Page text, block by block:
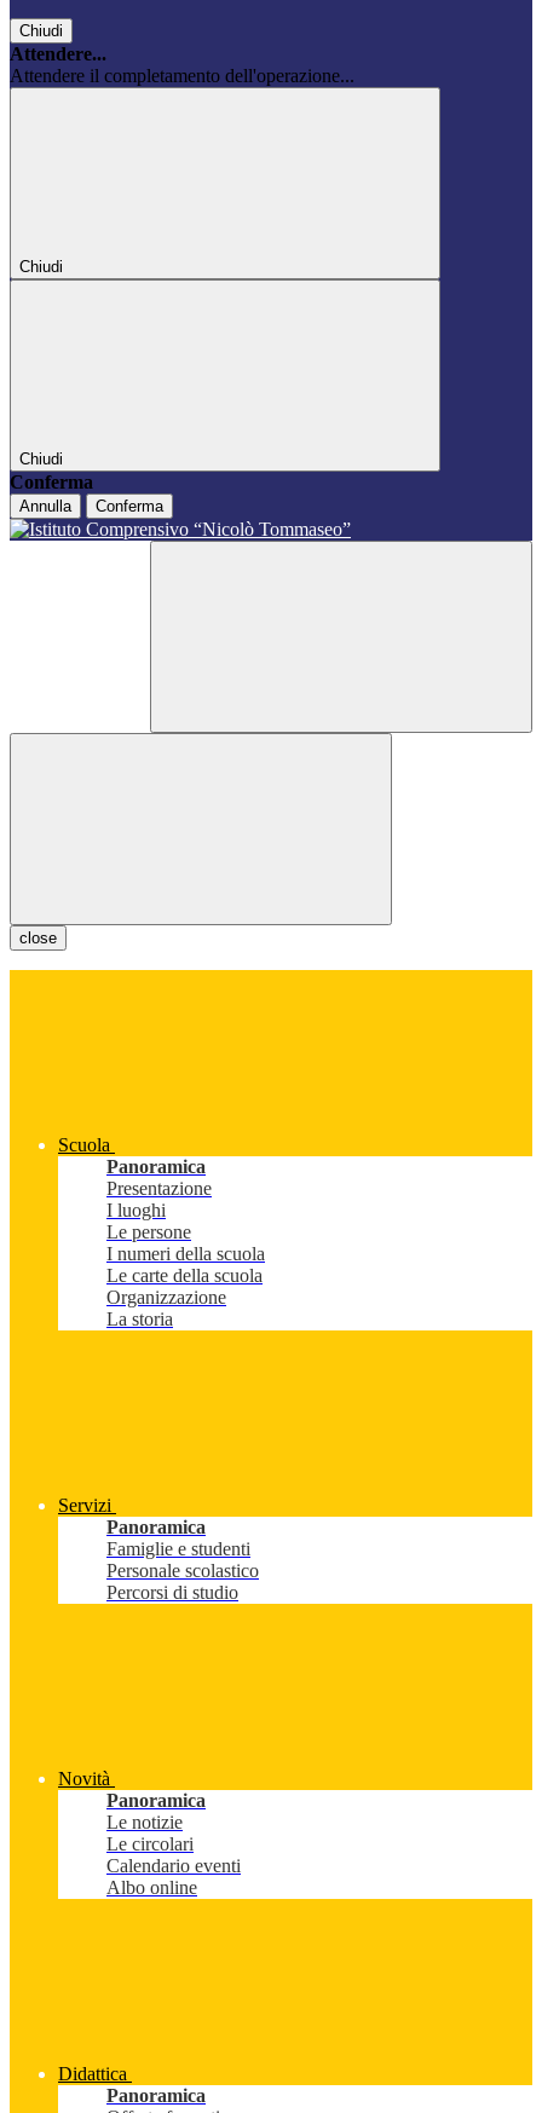
Chiudi
Attendere...
Attendere il completamento dell'operazione...
Chiudi
Chiudi
Conferma
Annulla Conferma
close
Scuola
Panoramica
Presentazione
I luoghi
Le persone
I numeri della scuola
Le carte della scuola
Organizzazione
La storia
Servizi
Panoramica
Famiglie e studenti
Personale scolastico
Percorsi di studio
Novità
Panoramica
Le notizie
Le circolari
Calendario eventi
Albo online
Didattica
Panoramica